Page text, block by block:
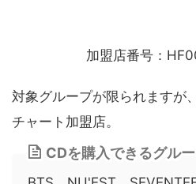
加盟店番号：
対象グループが限られますが
チャート加盟店。
CDを購入できるグル